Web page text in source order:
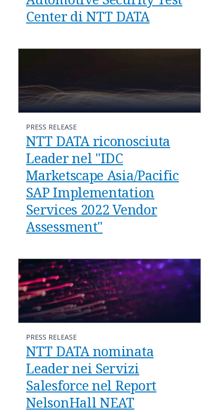
Center di NTT DATA
PRESS RELEASE
NTT DATA riconosciuta
Leader nel "IDC
Marketscape Asia/Pacific
SAP Implementation
Services 2022 Vendor
Assessment"
PRESS RELEASE
NTT DATA nominata
Leader nei Servizi
Salesforce nel Report
NelsonHall NEAT